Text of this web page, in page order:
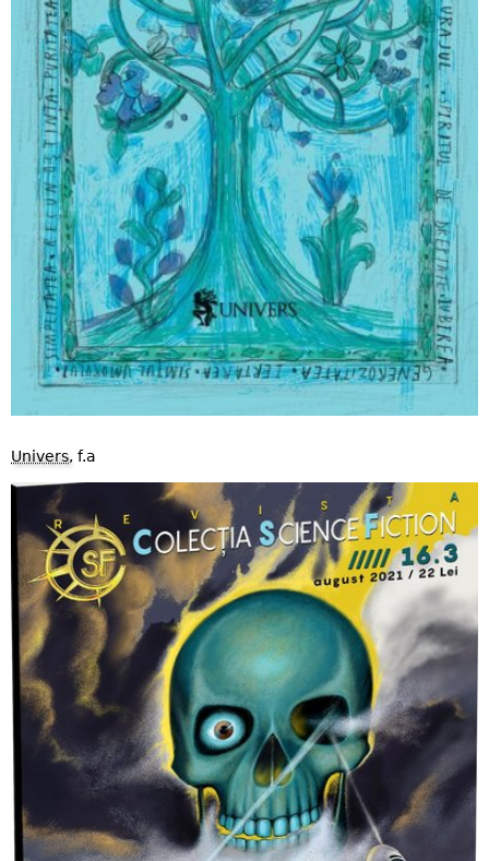
Univers, f.a